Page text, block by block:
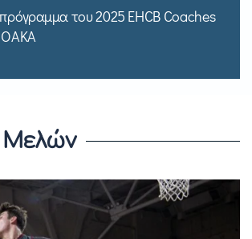
του 2025 EHCB Coaches
ΟΑΚΑ
Μελών